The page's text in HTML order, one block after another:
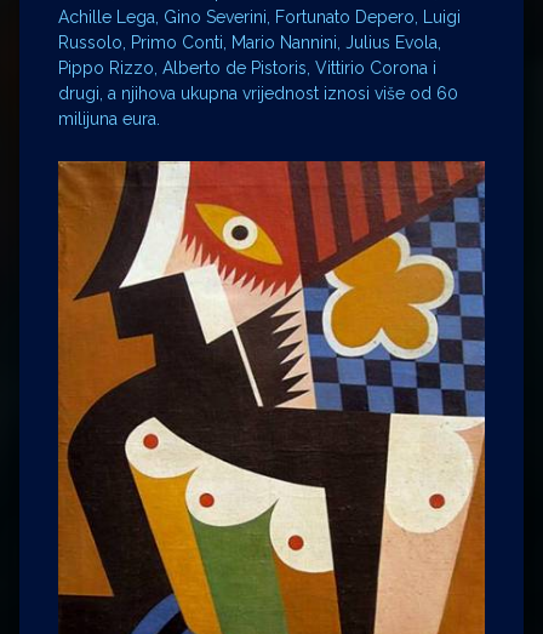
Achille Lega, Gino Severini, Fortunato Depero, Luigi
Russolo, Primo Conti, Mario Nannini, Julius Evola,
Pippo Rizzo, Alberto de Pistoris, Vittirio Corona i
drugi, a njihova ukupna vrijednost iznosi više od 60
milijuna eura.